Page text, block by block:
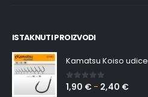
ISTAKNUTI PROIZVODI
Kamatsu Koiso udice
0 out of 5
1,90 € – 2,40 €